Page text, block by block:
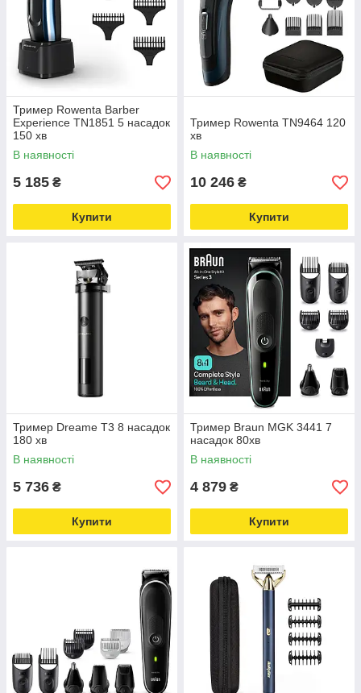
Тример Rowenta Barber
Experience TN1851 5 насадок
150 хв
В наявності
5 185 ₴
Купити
Тример Rowenta TN9464 120
хв
В наявності
10 246 ₴
Купити
Тример Dreame T3 8 насадок
180 хв
В наявності
5 736 ₴
Купити
Тример Braun MGK 3441 7
насадок 80хв
В наявності
4 879 ₴
Купити